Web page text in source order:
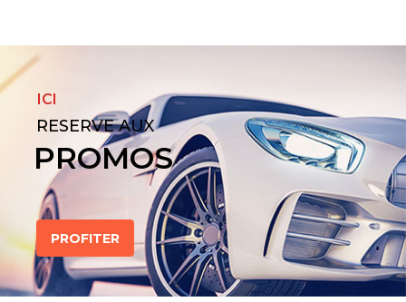
ICI
RESERVE AUX
PROMOS
PROFITER